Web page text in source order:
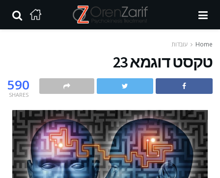
Home עובדות
טקסט דוגמא 23
590
SHARES